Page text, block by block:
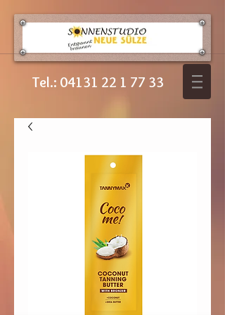
Tel.: 04131 22 1 77 33